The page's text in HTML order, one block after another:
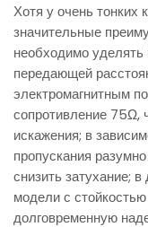
Хотя у очень тонких
значительные
необходимо
передающей
электромагнитным
сопротивление 75Ω,
искажения; в
пропускания
снизить затухание;
модели с
долговременную